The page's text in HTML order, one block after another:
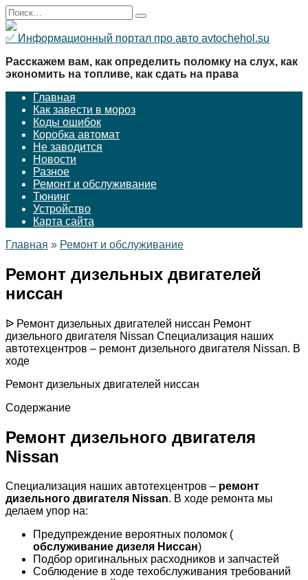
Перейти
к
содержанию
Search
for:
✅ Информационный портал про авто avtochehol.su
Расскажем вам, как определить поломку на слух, как
экономить на топливе, как сдать на права
Главная
Как завести в мороз
Коды ошибок
Коробка автомат
Не заводится
Новости
Разное
Ремонт и обслуживание
Тюнинг
Устройство
Карта сайта
Главная » Ремонт и обслуживание
Ремонт дизельных двигателей
ниссан
ᐉ Ремонт дизельных двигателей ниссан Ремонт
дизельного двигателя Nissan Специализация наших
автотехцентров – ремонт дизельного двигателя Nissan. В
ходе
Ремонт дизельных двигателей ниссан
Содержание
Ремонт дизельного двигателя
Nissan
Специализация наших автотехцентров – ремонт
дизельного двигателя Nissan. В ходе ремонта мы
делаем упор на:
Предупреждение вероятных поломок (
обслуживание дизеля Ниссан)
Подбор оригинальных расходников и запчастей
Соблюдение в ходе техобслуживания требований